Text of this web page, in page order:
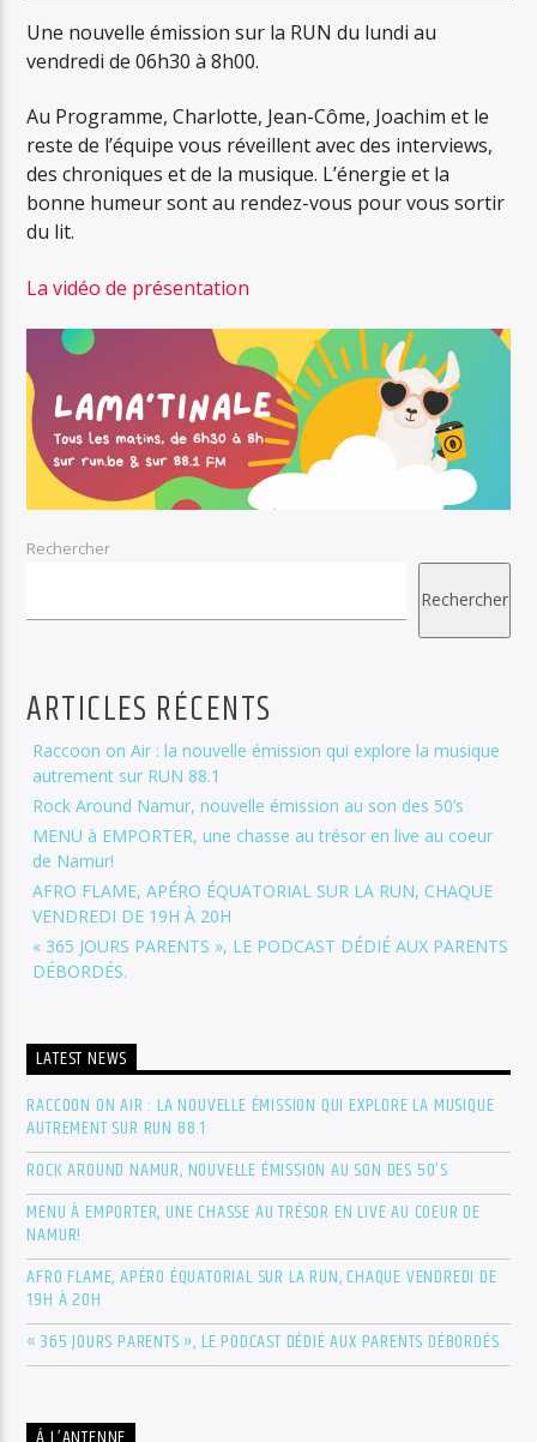
Une nouvelle émission sur la RUN du lundi au
vendredi de 06h30 à 8h00.
Au Programme, Charlotte, Jean-Côme, Joachim et le
reste de l’équipe vous réveillent avec des interviews,
des chroniques et de la musique. L’énergie et la
bonne humeur sont au rendez-vous pour vous sortir
du lit.
La vidéo de présentation
Rechercher
Rechercher
ARTICLES RÉCENTS
Raccoon on Air : la nouvelle émission qui explore la musique
autrement sur RUN 88.1
Rock Around Namur, nouvelle émission au son des 50’s
MENU à EMPORTER, une chasse au trésor en live au coeur
de Namur!
AFRO FLAME, APÉRO ÉQUATORIAL SUR LA RUN, CHAQUE
VENDREDI DE 19H À 20H
« 365 JOURS PARENTS », LE PODCAST DÉDIÉ AUX PARENTS
DÉBORDÉS.
LATEST NEWS
RACCOON ON AIR : LA NOUVELLE ÉMISSION QUI EXPLORE LA MUSIQUE
AUTREMENT SUR RUN 88.1
ROCK AROUND NAMUR, NOUVELLE ÉMISSION AU SON DES 50’S
MENU À EMPORTER, UNE CHASSE AU TRÉSOR EN LIVE AU COEUR DE
NAMUR!
AFRO FLAME, APÉRO ÉQUATORIAL SUR LA RUN, CHAQUE VENDREDI DE
19H À 20H
« 365 JOURS PARENTS », LE PODCAST DÉDIÉ AUX PARENTS DÉBORDÉS.